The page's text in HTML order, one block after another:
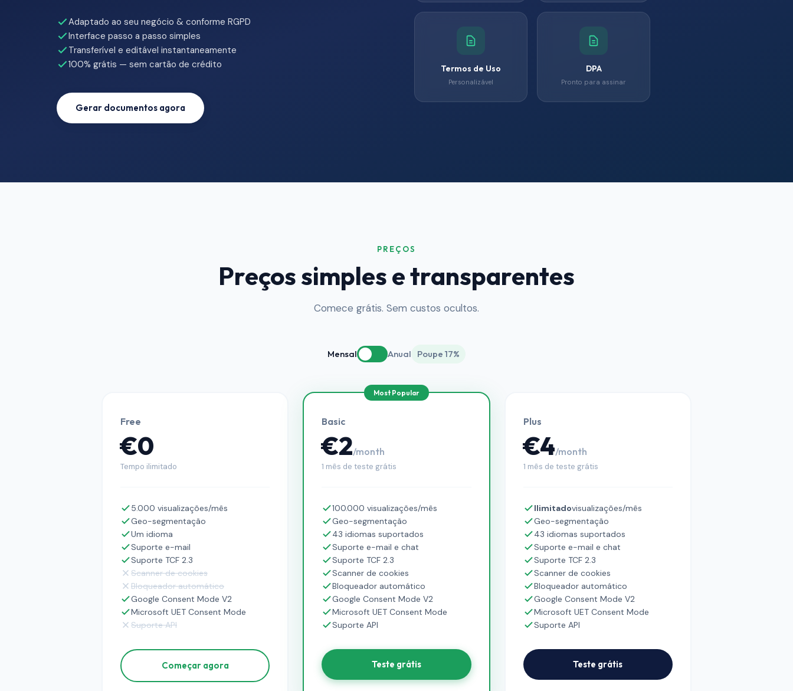
Adaptado ao seu negócio & conforme RGPD
Interface passo a passo simples
Transferível e editável instantaneamente
100% grátis — sem cartão de crédito
Gerar documentos agora
Termos de Uso
Personalizável
DPA
Pronto para assinar
PREÇOS
Preços simples e transparentes
Comece grátis. Sem custos ocultos.
Mensal Anual Poupe 17%
Free
€0
Tempo ilimitado
5.000 visualizações/mês
Geo-segmentação
Um idioma
Suporte e-mail
Suporte TCF 2.3
Scanner de cookies
Bloqueador automático
Google Consent Mode V2
Microsoft UET Consent Mode
Suporte API
Começar agora
Basic
€2/month
1 mês de teste grátis
100.000 visualizações/mês
Geo-segmentação
43 idiomas suportados
Suporte e-mail e chat
Suporte TCF 2.3
Scanner de cookies
Bloqueador automático
Google Consent Mode V2
Microsoft UET Consent Mode
Suporte API
Teste grátis
Plus
€4/month
1 mês de teste grátis
Ilimitadovisualizações/mês
Geo-segmentação
43 idiomas suportados
Suporte e-mail e chat
Suporte TCF 2.3
Scanner de cookies
Bloqueador automático
Google Consent Mode V2
Microsoft UET Consent Mode
Suporte API
Teste grátis